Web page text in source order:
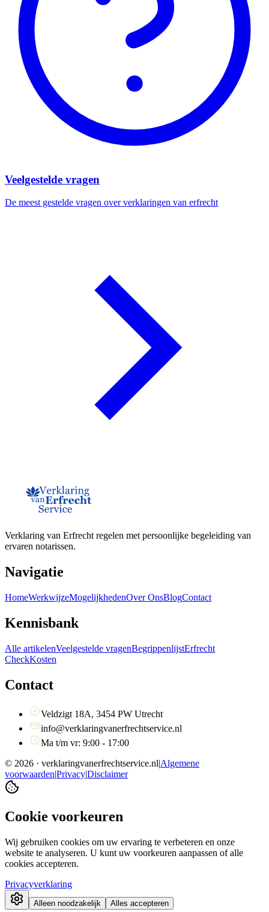
Veelgestelde vragen
De meest gestelde vragen over verklaringen van erfrecht
Verklaring van Erfrecht regelen met persoonlijke begeleiding van
ervaren notarissen.
Navigatie
HomeWerkwijzeMogelijkhedenOver OnsBlogContact
Kennisbank
Alle artikelenVeelgestelde vragenBegrippenlijstErfrecht
CheckKosten
Contact
Veldzigt 18A, 3454 PW Utrecht
info@verklaringvanerfrechtservice.nl
Ma t/m vr: 9:00 - 17:00
© 2026 · verklaringvanerfrechtservice.nl|Algemene
voorwaarden|Privacy|Disclaimer
Cookie voorkeuren
Wij gebruiken cookies om uw ervaring te verbeteren en onze
website te analyseren. U kunt uw voorkeuren aanpassen of alle
cookies accepteren.
Privacyverklaring
Alleen noodzakelijk Alles accepteren